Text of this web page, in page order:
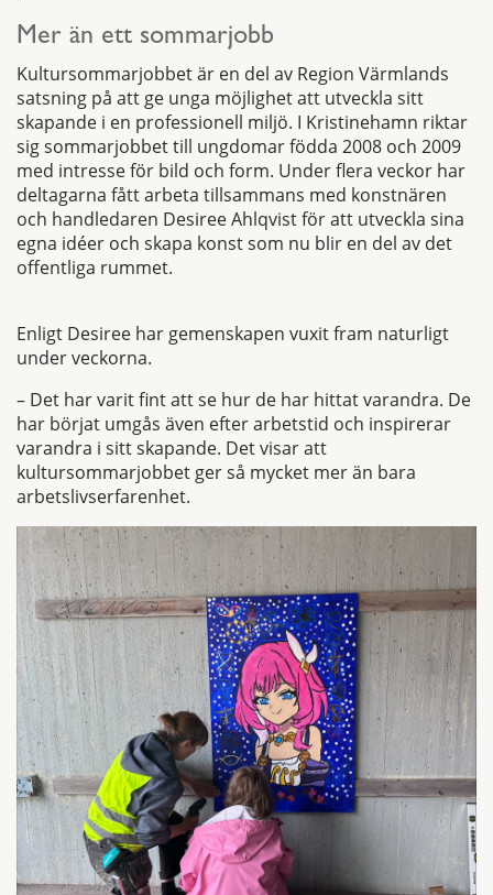
Mer än ett sommarjobb
Kultursommarjobbet är en del av Region Värmlands
satsning på att ge unga möjlighet att utveckla sitt
skapande i en professionell miljö. I Kristinehamn riktar
sig sommarjobbet till ungdomar födda 2008 och 2009
med intresse för bild och form. Under flera veckor har
deltagarna fått arbeta tillsammans med konstnären
och handledaren Desiree Ahlqvist för att utveckla sina
egna idéer och skapa konst som nu blir en del av det
offentliga rummet.
Enligt Desiree har gemenskapen vuxit fram naturligt
under veckorna.
– Det har varit fint att se hur de har hittat varandra. De
har börjat umgås även efter arbetstid och inspirerar
varandra i sitt skapande. Det visar att
kultursommarjobbet ger så mycket mer än bara
arbetslivserfarenhet.